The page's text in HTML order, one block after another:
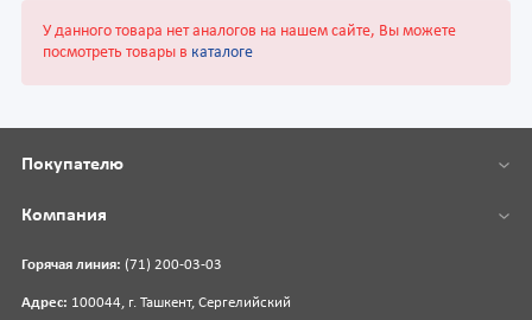
У данного товара нет аналогов на нашем сайте, Вы можете
посмотреть товары в каталоге
Горячая линия: (71) 200-03-03
Адрес: 100044, г. Ташкент, Сергелийский
Покупателю
Компания